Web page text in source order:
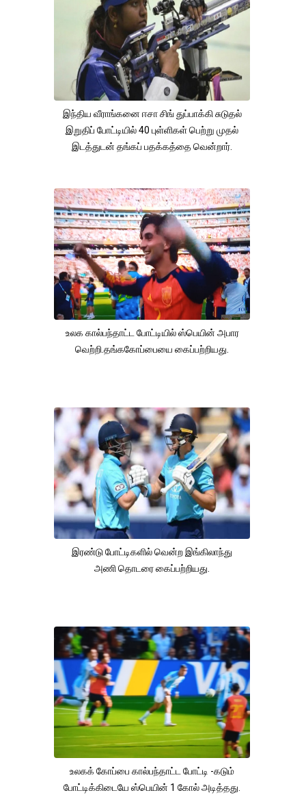
இந்திய வீராங்கனை ஈசா சிங் துப்பாக்கி சுடுதல்
இறுதிப் போட்டியில் 40 புள்ளிகள் பெற்று முதல்
இடத்துடன் தங்கப் பதக்கத்தை வென்றார்.
உலக கால்பந்தாட்ட போட்டியில் ஸ்பெயின் அபார
வெற்றி.தங்ககோப்பையை கைப்பற்றியது.
இரண்டு போட்டிகளில் வென்ற இங்கிலாந்து
அணி தொடரை கைப்பற்றியது.
உலகக் கோப்பை கால்பந்தாட்ட போட்டி -கடும்
போட்டிக்கிடையே ஸ்பெயின் 1 கோல் அடித்தது.